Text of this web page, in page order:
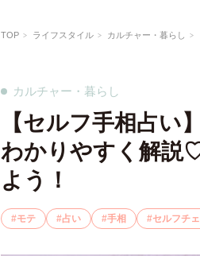
TOP ライフスタイル カルチャー・暮らし
カルチャー・暮らし
【セルフ手相占い
わかりやすく解説
よう！
モテ 占い 手相 セルフチ